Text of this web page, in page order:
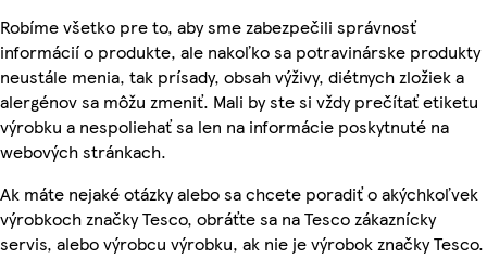
Robíme všetko pre to, aby sme zabezpečili správnosť
informácií o produkte, ale nakoľko sa potravinárske produkty
neustále menia, tak prísady, obsah výživy, diétnych zložiek a
alergénov sa môžu zmeniť. Mali by ste si vždy prečítať etiketu
výrobku a nespoliehať sa len na informácie poskytnuté na
webových stránkach.
Ak máte nejaké otázky alebo sa chcete poradiť o akýchkoľvek
výrobkoch značky Tesco, obráťte sa na Tesco zákaznícky
servis, alebo výrobcu výrobku, ak nie je výrobok značky Tesco.